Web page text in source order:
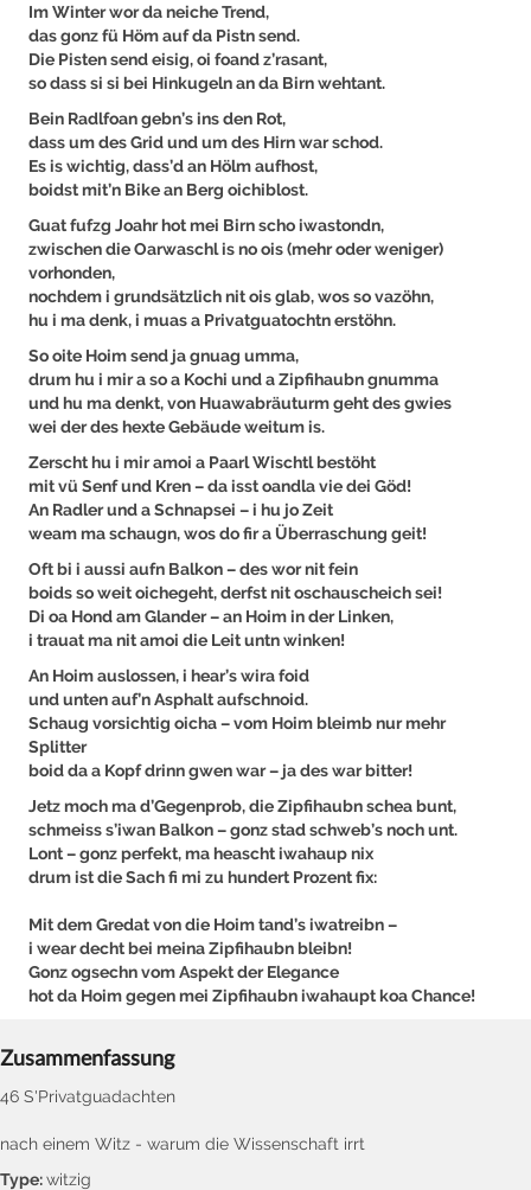
Im Winter wor da neiche Trend,
das gonz fü Höm auf da Pistn send.
Die Pisten send eisig, oi foand z’rasant,
so dass si si bei Hinkugeln an da Birn wehtant.
Bein Radlfoan gebn’s ins den Rot,
dass um des Grid und um des Hirn war schod.
Es is wichtig, dass’d an Hölm aufhost,
boidst mit’n Bike an Berg oichiblost.
Guat fufzg Joahr hot mei Birn scho iwastondn,
zwischen die Oarwaschl is no ois (mehr oder weniger)
vorhonden,
nochdem i grundsätzlich nit ois glab, wos so vazöhn,
hu i ma denk, i muas a Privatguatochtn erstöhn.
So oite Hoim send ja gnuag umma,
drum hu i mir a so a Kochi und a Zipfihaubn gnumma
und hu ma denkt, von Huawabräuturm geht des gwies
wei der des hexte Gebäude weitum is.
Zerscht hu i mir amoi a Paarl Wischtl bestöht
mit vü Senf und Kren – da isst oandla vie dei Göd!
An Radler und a Schnapsei – i hu jo Zeit
weam ma schaugn, wos do fir a Überraschung geit!
Oft bi i aussi aufn Balkon – des wor nit fein
boids so weit oichegeht, derfst nit oschauscheich sei!
Di oa Hond am Glander – an Hoim in der Linken,
i trauat ma nit amoi die Leit untn winken!
An Hoim auslossen, i hear’s wira foid
und unten auf’n Asphalt aufschnoid.
Schaug vorsichtig oicha – vom Hoim bleimb nur mehr
Splitter
boid da a Kopf drinn gwen war – ja des war bitter!
Jetz moch ma d’Gegenprob, die Zipfihaubn schea bunt,
schmeiss s’iwan Balkon – gonz stad schweb’s noch unt.
Lont – gonz perfekt, ma heascht iwahaup nix
drum ist die Sach fi mi zu hundert Prozent fix:
Mit dem Gredat von die Hoim tand’s iwatreibn –
i wear decht bei meina Zipfihaubn bleibn!
Gonz ogsechn vom Aspekt der Elegance
hot da Hoim gegen mei Zipfihaubn iwahaupt koa Chance!
Zusammenfassung
46 S'Privatguadachten
nach einem Witz - warum die Wissenschaft irrt
Type:witzig